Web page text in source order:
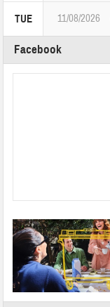
TUE 11/08/2026
Facebook